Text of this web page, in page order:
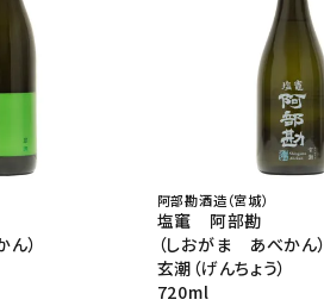
）
阿部勘酒造（宮城）
塩竃 阿部勘
（しおがま あべかん）
玄潮（げんちょう）
720ml